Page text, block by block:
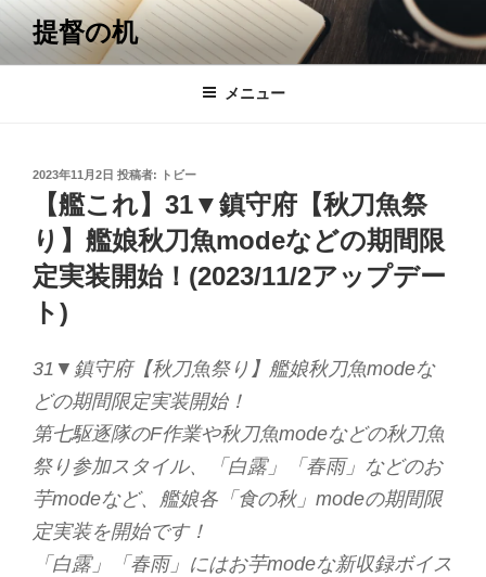
コ
テ
提督の机
メニュー
投
2023年11月2日 投稿者: トビー
【艦これ】31▼鎮守府【秋刀魚祭
り】艦娘秋刀魚modeなどの期間限
定実装開始！(2023/11/2アップデー
ト)
31▼鎮守府【秋刀魚祭り】艦娘秋刀魚modeな
どの期間限定実装開始！
第七駆逐隊のF作業や秋刀魚modeなどの秋刀魚
祭り参加スタイル、「白露」「春雨」などのお
芋modeなど、艦娘各「食の秋」modeの期間限
定実装を開始です！
「白露」「春雨」にはお芋modeな新収録ボイス